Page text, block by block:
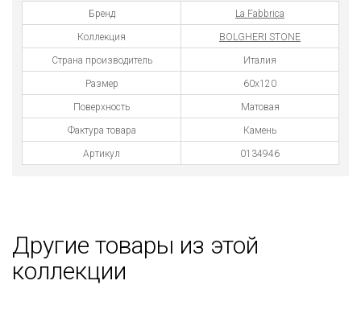
Бренд La Fabbrica
Коллекция BOLGHERI STONE
Страна производитель Италия
Размер 60x120
Поверхность Матовая
Фактура товара Камень
Артикул 0134946
Другие товары из этой
коллекции